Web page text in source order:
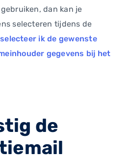
dan kan je
selecteren tijdens de
ik de gewenste
gegevens bij het
de